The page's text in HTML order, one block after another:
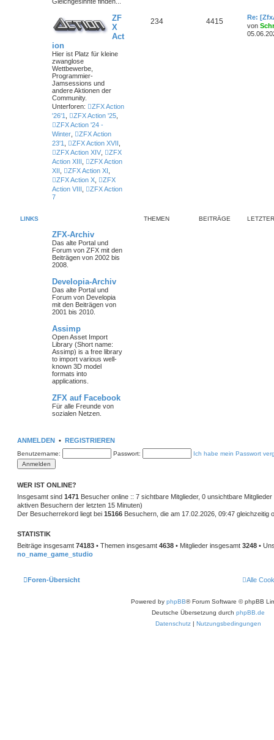
ZF
X
Act
ion
Hier ist Platz für kleine
zwanglose
Wettbewerbe,
Programmier-
Jamsessions und
andere Aktionen der
Community.
Unterforen:
ZFX Action
'26'1
ZFX Action '25
ZFX Action '24 -
Winter
ZFX Action
23'1
ZFX Action XVII
ZFX Action XIV
ZFX
Action XIII
ZFX Action
XII
ZFX Action XI
ZFX Action X
ZFX
Action VIII
ZFX Action
7
234 4415
Re:
von
LINKS THEMEN BEITRÄGE
ZFX-Archiv
Das alte Portal und
Forum von ZFX mit den
Beiträgen von 2002 bis
2008.
Developia-Archiv
Das alte Portal und
Forum von Developia
mit den Beiträgen von
2001 bis 2010.
Assimp
Open Asset Import
Library (Short name:
Assimp) is a free library
to import various well-
known 3D model
formats into
applications.
ZFX auf Facebook
Für alle Freunde von
sozialen Netzen.
ANMELDEN • REGISTRIEREN
Benutzername: Passwort: Ich habe mein Passwort
WER IST ONLINE?
Insgesamt sind 1471 Besucher online :: 7 sichtbare Mitglieder, 0 unsichtbare
aktiven Besuchern der letzten 15 Minuten)
Der Besucherrekord liegt bei 15166 Besuchern, die am 17.02.2026, 09:47 gleichzeitig
STATISTIK
Beiträge insgesamt 74183 • Themen insgesamt 4638 • Mitglieder insgesamt 3248 •
no_name_game_studio
Foren-Übersicht Alle
Powered by phpBB® Forum Software © phpBB
Deutsche Übersetzung durch phpBB.de
Datenschutz | Nutzungsbedingungen